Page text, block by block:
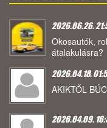
2026.06.26.
Okosautók,
átalakulásra?
2026.04.18.
AKIKTŐL
2026.04.09.